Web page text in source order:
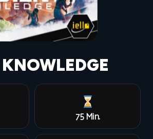
75 Min.